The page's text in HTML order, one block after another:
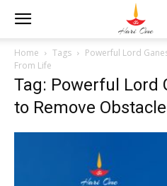
Home Tags
Powerful Lord
From Life
Tag: Powerful Lord
to Remove